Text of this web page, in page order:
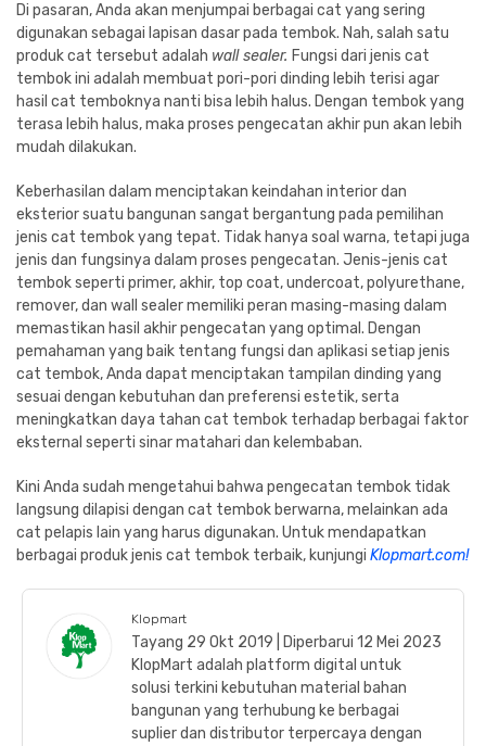
Di pasaran, Anda akan menjumpai berbagai cat yang sering
digunakan sebagai lapisan dasar pada tembok. Nah, salah satu
produk cat tersebut adalah wall sealer. Fungsi dari jenis cat
tembok ini adalah membuat pori-pori dinding lebih terisi agar
hasil cat temboknya nanti bisa lebih halus. Dengan tembok yang
terasa lebih halus, maka proses pengecatan akhir pun akan lebih
mudah dilakukan.
Keberhasilan dalam menciptakan keindahan interior dan
eksterior suatu bangunan sangat bergantung pada pemilihan
jenis cat tembok yang tepat. Tidak hanya soal warna, tetapi juga
jenis dan fungsinya dalam proses pengecatan. Jenis-jenis cat
tembok seperti primer, akhir, top coat, undercoat, polyurethane,
remover, dan wall sealer memiliki peran masing-masing dalam
memastikan hasil akhir pengecatan yang optimal. Dengan
pemahaman yang baik tentang fungsi dan aplikasi setiap jenis
cat tembok, Anda dapat menciptakan tampilan dinding yang
sesuai dengan kebutuhan dan preferensi estetik, serta
meningkatkan daya tahan cat tembok terhadap berbagai faktor
eksternal seperti sinar matahari dan kelembaban.
Kini Anda sudah mengetahui bahwa pengecatan tembok tidak
langsung dilapisi dengan cat tembok berwarna, melainkan ada
cat pelapis lain yang harus digunakan. Untuk mendapatkan
berbagai produk jenis cat tembok terbaik, kunjungi Klopmart.com!
Klopmart
Tayang 29 Okt 2019 | Diperbarui 12 Mei 2023
KlopMart adalah platform digital untuk
solusi terkini kebutuhan material bahan
bangunan yang terhubung ke berbagai
suplier dan distributor terpercaya dengan